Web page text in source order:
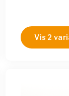
Vis 2